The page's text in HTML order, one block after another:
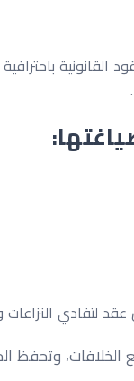
القانونية
عقد لتفادي
الخلافات، وتحفظ